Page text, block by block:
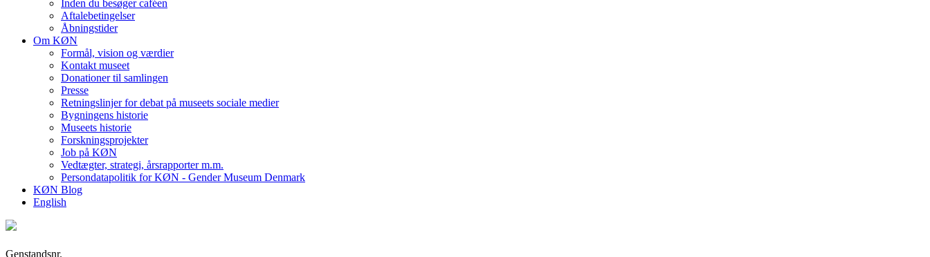
Inden du besøger caféen
Aftalebetingelser
Åbningstider
Om KØN
Formål, vision og værdier
Kontakt museet
Donationer til samlingen
Presse
Retningslinjer for debat på museets sociale medier
Bygningens historie
Museets historie
Forskningsprojekter
Job på KØN
Vedtægter, strategi, årsrapporter m.m.
Persondatapolitik for KØN - Gender Museum Denmark
KØN Blog
English
Genstandsnr.